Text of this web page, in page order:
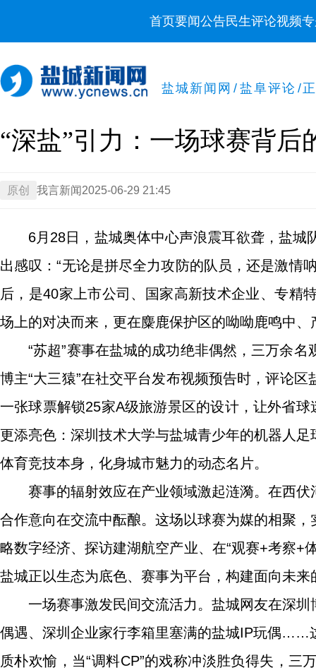
首页要闻公告民生评论视频
盐城新闻网 / 盐阜评论 /
“深盐”引力：一场球赛背后
原创 我言新闻 2025-06-29 21:45
6月28日，盐城奥体中心声浪震耳欲聋，盐城
出感叹：“无论是拼尽全力攻防的队员，还是激情
后，是40家上市公司、国家高新技术企业、专精
场上的对决而来，更在麋鹿保护区的呦呦鹿鸣中
“苏超”赛事在盐城的成功绝非偶然，三万余
博主“大三猿”在社交平台发布视频预告时，评论
一张球票解锁25家A级旅游景区的设计，让外省
更添亮色：深圳技术大学与盐城青少年的机器人
体育竞技本身，化身城市魅力的动态名片。
赛事的辐射效应在产业领域激起涟漪。在西
合作意向在交流中酝酿。这场以球赛为媒的相聚
略数字经济、探访建湖航空产业、在“观赛+考察+
盐城正以生态为底色、赛事为平台，构建面向未来
一场赛事激发民间交流活力。盐城网友在深
偶遇、深圳企业家行李箱里塞满的盐城IP玩偶……
质朴欢愉，当“调料CP”的戏称冲淡胜负得失，